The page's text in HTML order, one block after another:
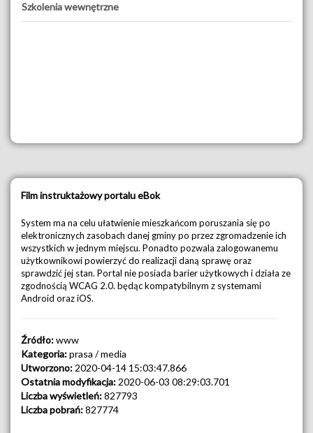
Szkolenia wewnętrzne
Film instruktażowy portalu eBok
System ma na celu ułatwienie mieszkańcom poruszania się po
elektronicznych zasobach danej gminy po przez zgromadzenie ich
wszystkich w jednym miejscu. Ponadto pozwala zalogowanemu
użytkownikowi powierzyć do realizacji daną sprawę oraz
sprawdzić jej stan. Portal nie posiada barier użytkowych i działa ze
zgodnością WCAG 2.0. będąc kompatybilnym z systemami
Android oraz iOS.
Źródło:www
Kategoria:prasa / media
Utworzono: 2020-04-14 15:03:47.866
Ostatnia modyfikacja: 2020-06-03 08:29:03.701
Liczba wyświetleń:827793
Liczba pobrań:827774